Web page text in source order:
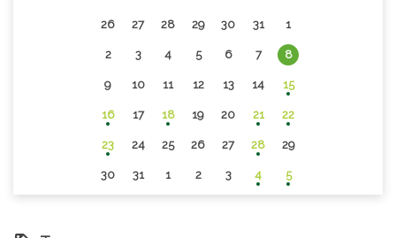
26 27 28 29 30 31 1
2 3 4 5 6 7 8
9 10 11 12 13 14 15
16 17 18 19 20 21 22
23 24 25 26 27 28 29
30 31 1 2 3 4 5